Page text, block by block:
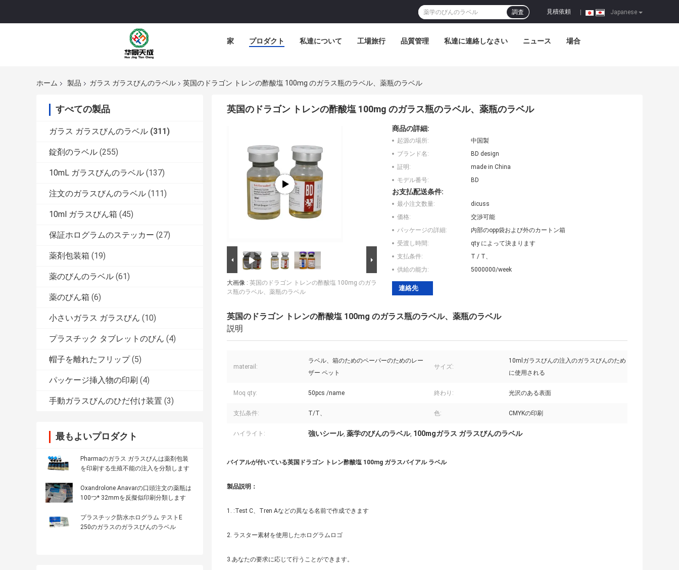
Japanese
見積依頼
調査
家 プロダクト 私達について 工場旅行 品質管理 私達に連絡しなさい ニュース 場合
ホーム 製品 ガラス ガラスびんのラベル 英国のドラゴン トレンの酢酸塩 100mg のガラス瓶のラベル、薬瓶のラベル
すべての製品
ガラス ガラスびんのラベル (311)
錠剤のラベル (255)
10mL ガラスびんのラベル (137)
注文のガラスびんのラベル (111)
10ml ガラスびん箱 (45)
保証ホログラムのステッカー (27)
薬剤包装箱 (19)
薬のびんのラベル (61)
薬のびん箱 (6)
小さいガラス ガラスびん (10)
プラスチック タブレットのびん (4)
帽子を離れたフリップ (5)
パッケージ挿入物の印刷 (4)
手動ガラスびんのひだ付け装置 (3)
最もよいプロダクト
Pharmaのガラス ガラスびんは薬剤包装
を印刷する生殖不能の注入を分類します
Oxandrolone Anavarの口頭注文の薬瓶は
100つ* 32mmを反擬似印刷分類します
プラスチック防水ホログラム テストE
250のガラスのガラスびんのラベル
英国のドラゴン トレンの酢酸塩 100mg のガラス瓶のラベル、薬瓶のラベル
大画像 : 英国のドラゴン トレンの酢酸塩 100mg のガラ
ス瓶のラベル、薬瓶のラベル
商品の詳細:
起源の場所:
中国製
ブランド名:
BD design
証明:
made in China
モデル番号:
BD
お支払配送条件:
最小注文数量:
dicuss
価格:
交渉可能
パッケージの詳細:
内部のopp袋および外のカートン箱
受渡し時間:
qty によって決まります
支払条件:
T / T、
供給の能力:
5000000/week
連絡先
英国のドラゴン トレンの酢酸塩 100mg のガラス瓶のラベル、薬瓶のラベル
説明
materail:
ラベル、箱のためのペーパーのためのレー
ザー ペット
サイズ:
10mlガラスびんの注入のガラスびんのため
に使用される
Moq qty: 50pcs /name 終わり: 光沢のある表面
支払条件: T/T、 色: CMYKの印刷
ハイライト: 強いシール, 薬学のびんのラベル, 100mgガラス ガラスびんのラベル
バイアルが付いている英国ドラゴン トレン酢酸塩 100mg ガラスバイアル ラベル
製品説明：
1. :Test C、Tren Aなどの異なる名前で作成できます
2. ラスター素材を使用したホログラムロゴ
3.あなたの要求に応じて行うことができます。